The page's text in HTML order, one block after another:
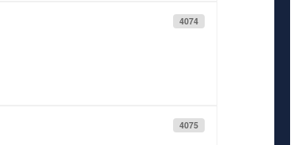
4074
4075